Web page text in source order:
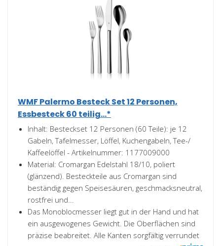
WMF Palermo Besteck Set 12 Personen,
Essbesteck 60 teilig...*
Inhalt: Besteckset 12 Personen (60 Teile): je 12
Gabeln, Tafelmesser, Löffel, Kuchengabeln, Tee-/
Kaffeelöffel - Artikelnummer: 1177009000
Material: Cromargan Edelstahl 18/10, poliert
(glänzend). Besteckteile aus Cromargan sind
beständig gegen Speisesäuren, geschmacksneutral,
rostfrei und...
Das Monoblocmesser liegt gut in der Hand und hat
ein ausgewogenes Gewicht. Die Oberflächen sind
präzise beabreitet. Alle Kanten sorgfältig verrundet